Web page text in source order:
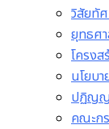
วิสัยทั
ยุทธศ
โครงส
นโยบ
ปฏิญญ
คณะก